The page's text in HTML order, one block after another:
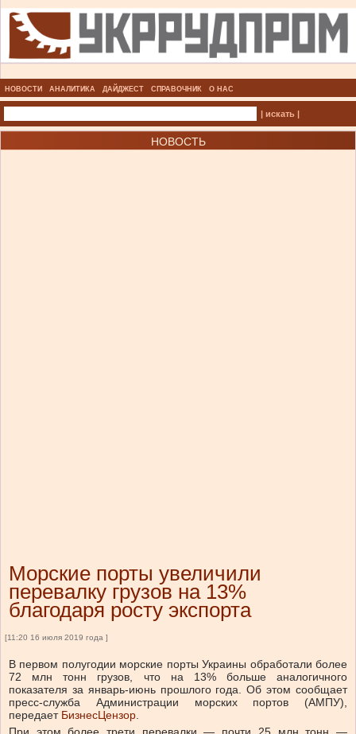
НОВОСТИ АНАЛИТИКА ДАЙДЖЕСТ СПРАВОЧНИК О НАС
| искать |
НОВОСТЬ
Морские порты увеличили
перевалку грузов на 13%
благодаря росту экспорта
[11:20 16 июля 2019 года ]
В первом полугодии морские порты Украины обработали более
72 млн тонн грузов, что на 13% больше аналогичного
показателя за январь-июнь прошлого года. Об этом сообщает
пресс-служба Администрации морских портов (АМПУ),
передает БизнесЦензор.